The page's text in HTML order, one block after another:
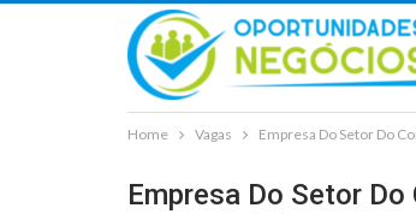
Home Vagas Empresa Do Setor Do
Empresa Do Setor